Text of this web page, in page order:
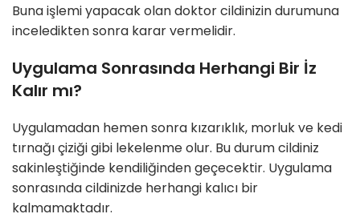
Buna işlemi yapacak olan doktor cildinizin durumuna
inceledikten sonra karar vermelidir.
Uygulama Sonrasında Herhangi Bir İz
Kalır mı?
Uygulamadan hemen sonra kızarıklık, morluk ve kedi
tırnağı çiziği gibi lekelenme olur. Bu durum cildiniz
sakinleştiğinde kendiliğinden geçecektir. Uygulama
sonrasında cildinizde herhangi kalıcı bir
kalmamaktadır.